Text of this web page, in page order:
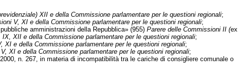
XII e della Commissione parlamentare per le questioni regionali;
V, XI e della Commissione parlamentare per le questioni regionali;
amministrazioni della Repubblica» (955) Parere delle Commissioni II (ex
XII e della Commissione parlamentare per le questioni regionali;
XI e della Commissione parlamentare per le questioni regionali;
XI e della Commissione parlamentare per le questioni regionali;
n. 267, in materia di incompatibilità tra le cariche di consigliere comunale o